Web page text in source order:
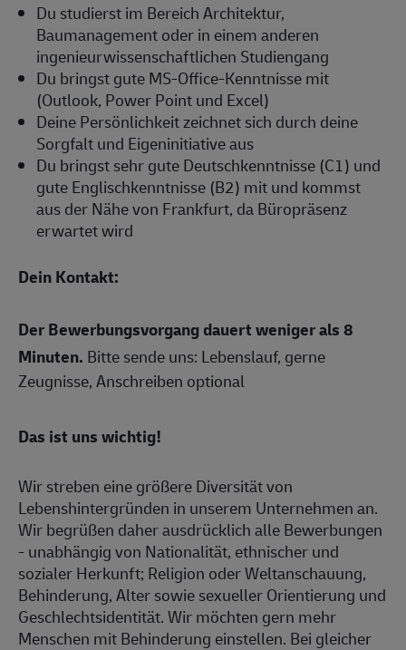
Du studierst im Bereich Architektur,
Baumanagement oder in einem anderen
ingenieurwissenschaftlichen Studiengang
Du bringst gute MS-Office-Kenntnisse mit
(Outlook, Power Point und Excel)
Deine Persönlichkeit zeichnet sich durch deine
Sorgfalt und Eigeninitiative aus
Du bringst sehr gute Deutschkenntnisse (C1) und
gute Englischkenntnisse (B2) mit und kommst
aus der Nähe von Frankfurt, da Büropräsenz
erwartet wird
Dein Kontakt:
Der Bewerbungsvorgang dauert weniger als 8
Minuten. Bitte sende uns: Lebenslauf, gerne
Zeugnisse, Anschreiben optional
Das ist uns wichtig!
Wir streben eine größere Diversität von
Lebenshintergründen in unserem Unternehmen an.
Wir begrüßen daher ausdrücklich alle Bewerbungen
- unabhängig von Nationalität, ethnischer und
sozialer Herkunft; Religion oder Weltanschauung,
Behinderung, Alter sowie sexueller Orientierung und
Geschlechtsidentität. Wir möchten gern mehr
Menschen mit Behinderung einstellen. Bei gleicher